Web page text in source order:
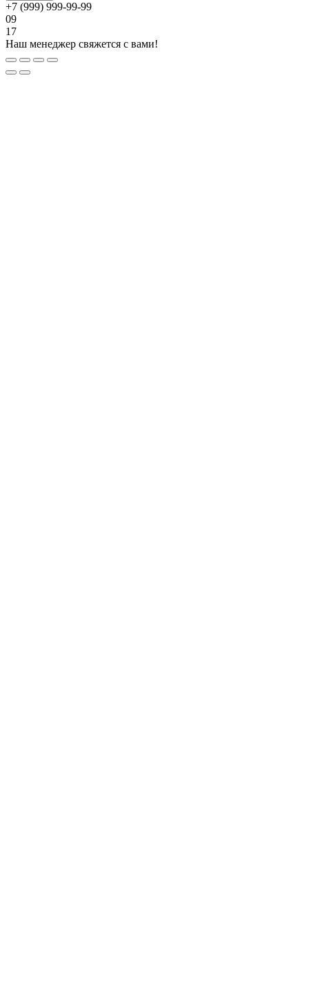
+7 (999) 999-99-99
09
17
Наш менеджер свяжется с вами!